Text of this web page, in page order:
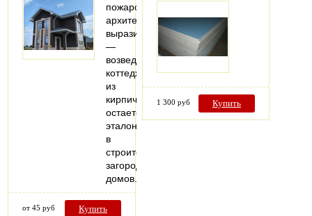
пожаробезопасность,
архитектурная
выразительность
—
возведение
коттеджей
из
кирпича
остается
эталоном
в
строительстве
загородных
домов.
от 45 руб Купить
1 300 руб Купить